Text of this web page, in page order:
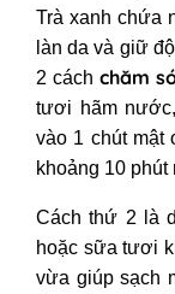
Trà xanh chứa
làn da và giữ
2 cách chăm
tươi hãm
vào 1 chút mật
khoảng 10
Cách thứ 2 là
hoặc sữa tươi
vừa giúp sạch